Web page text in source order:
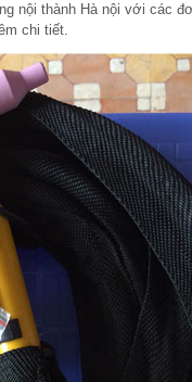
nội thành Hà nội với các
chi tiết.